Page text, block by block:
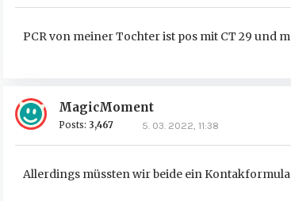
PCR von meiner Tochter ist pos mit CT 29 und
MagicMoment
Posts: 3,467 5. 03. 2022, 11:38
Allerdings müssten wir beide ein